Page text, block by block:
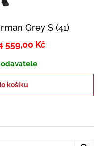
Grey S (41)
559,00 Kč
košíku